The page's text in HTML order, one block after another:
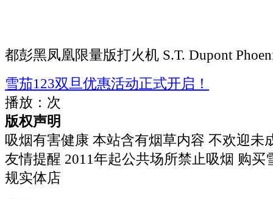
都彭黑凤凰限量版打火机 S.T. Dupont
雪茄123双旦优惠活动正式开启！
播放： 次
版权声明
吸烟有害健康 本站含有烟草内容 不欢迎未
友情提醒 2011年起公共场所禁止吸烟 购买
规实体店